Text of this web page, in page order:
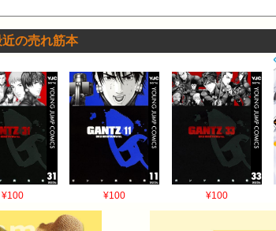
の売れ筋本
¥100 ¥100 ¥100